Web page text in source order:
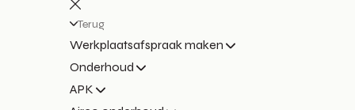
Terug
Werkplaatsafspraak maken
Onderhoud
APK